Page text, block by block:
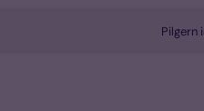
Pilgern